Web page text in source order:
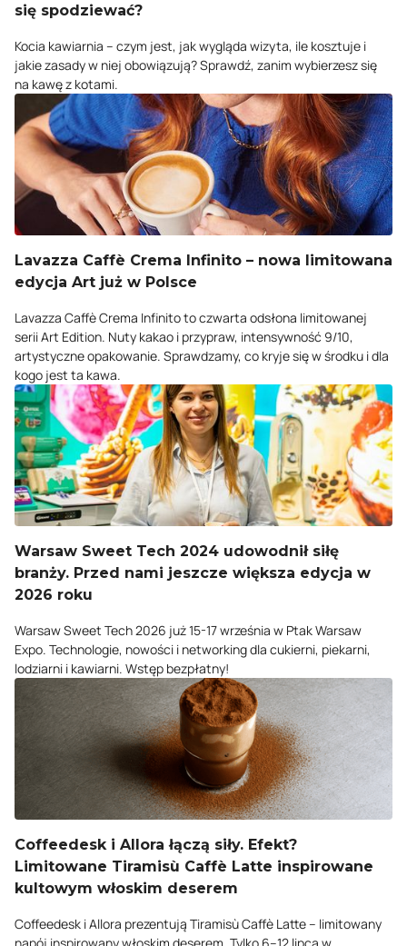
się spodziewać?
Kocia kawiarnia – czym jest, jak wygląda wizyta, ile kosztuje i
jakie zasady w niej obowiązują? Sprawdź, zanim wybierzesz się
na kawę z kotami.
Lavazza Caffè Crema Infinito – nowa limitowana
edycja Art już w Polsce
Lavazza Caffè Crema Infinito to czwarta odsłona limitowanej
serii Art Edition. Nuty kakao i przypraw, intensywność 9/10,
artystyczne opakowanie. Sprawdzamy, co kryje się w środku i dla
kogo jest ta kawa.
Warsaw Sweet Tech 2024 udowodnił siłę
branży. Przed nami jeszcze większa edycja w
2026 roku
Warsaw Sweet Tech 2026 już 15-17 września w Ptak Warsaw
Expo. Technologie, nowości i networking dla cukierni, piekarni,
lodziarni i kawiarni. Wstęp bezpłatny!
Coffeedesk i Allora łączą siły. Efekt?
Limitowane Tiramisù Caffè Latte inspirowane
kultowym włoskim deserem
Coffeedesk i Allora prezentują Tiramisù Caffè Latte – limitowany
napój inspirowany włoskim deserem. Tylko 6–12 lipca w